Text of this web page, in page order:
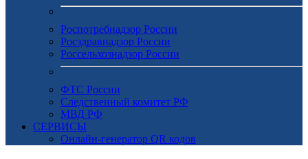
Роспотребнадзор России
Росздравнадзор России
Россельхознадзор России
ФТС России
Следственный комитет РФ
МВД РФ
СЕРВИСЫ
Онлайн-генератор QR кодов